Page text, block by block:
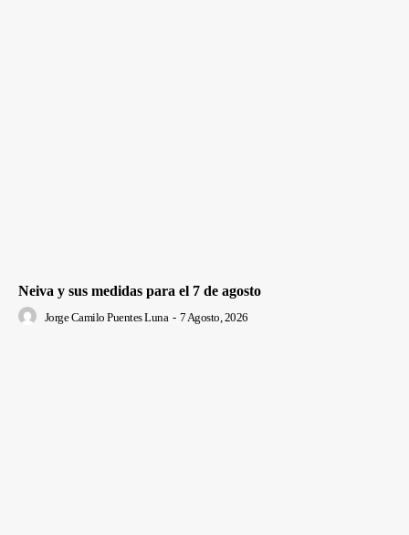
Neiva y sus medidas para el 7 de agosto
Jorge Camilo Puentes Luna - 7 Agosto, 2026